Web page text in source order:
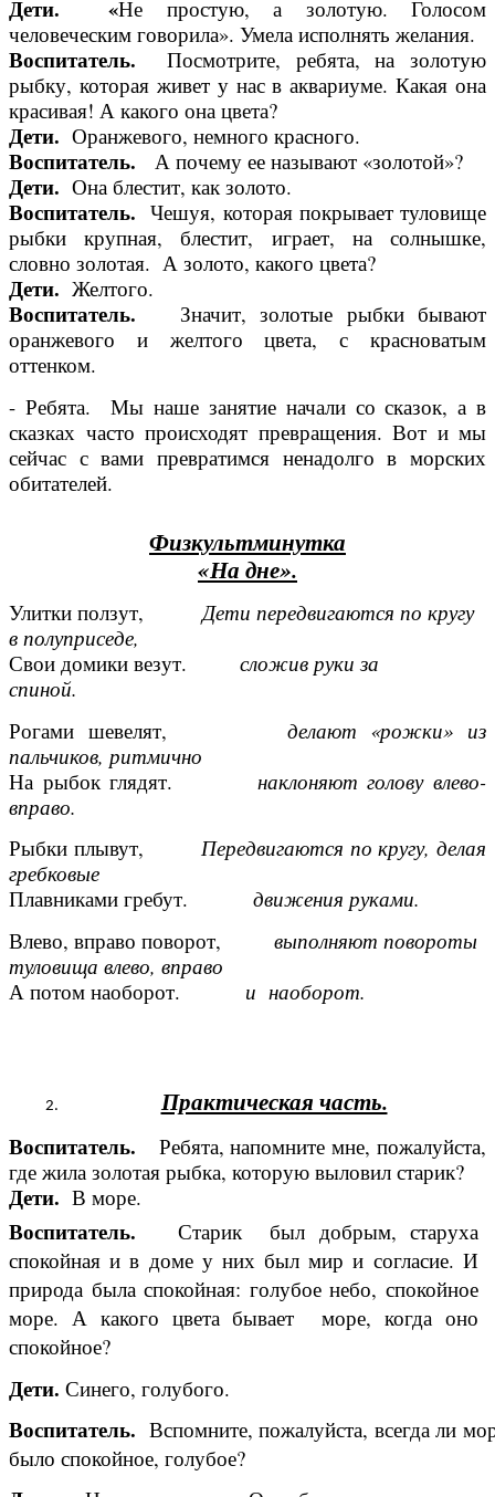
Дети. «Не простую, а золотую. Голосом
человеческим говорила». Умела исполнять желания.
Воспитатель. Посмотрите, ребята, на золотую
рыбку, которая живет у нас в аквариуме. Какая она
красивая! А какого она цвета?
Дети. Оранжевого, немного красного.
Воспитатель. А почему ее называют «золотой»?
Дети. Она блестит, как золото.
Воспитатель. Чешуя, которая покрывает туловище
рыбки крупная, блестит, играет, на солнышке,
словно золотая. А золото, какого цвета?
Дети. Желтого.
Воспитатель. Значит, золотые рыбки бывают
оранжевого и желтого цвета, с красноватым
оттенком.
- Ребята. Мы наше занятие начали со сказок, а в
сказках часто происходят превращения. Вот и мы
сейчас с вами превратимся ненадолго в морских
обитателей.
Физкультминутка
«На дне».
Улитки ползут,Дети передвигаются по кругу
в полуприседе,
Свои домики везут. сложив руки за
спиной.
Рогами шевелят, делают «рожки» из
пальчиков, ритмично
На рыбок глядят. наклоняют голову влево-
вправо.
Рыбки плывут,Передвигаются по кругу, делая
гребковые
Плавниками гребут. движения руками.
Влево, вправо поворот, выполняют повороты
туловища влево, вправо
А потом наоборот. и наоборот.
Практическая часть.
Воспитатель.
Ребята, напомните мне, пожалуйста,
где жила золотая рыбка, которую выловил старик?
Дети. В море.
Воспитатель.
Старик был добрым, старуха
спокойная и в доме у них был мир и согласие. И
природа была спокойная: голубое небо, спокойное
море. А какого цвета бывает море, когда оно
спокойное?
Дети. Синего, голубого.
Воспитатель. Вспомните, пожалуйста, всегда ли
было спокойное, голубое?